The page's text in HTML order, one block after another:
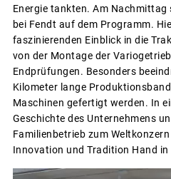
Energie tankten. Am
bei Fendt auf dem Programm.
faszinierenden Einblick in die
von der Montage der
Endprüfungen. Besonders
Kilometer lange
Maschinen gefertigt werden. In
Geschichte des Unternehmens
Familienbetrieb zum
Innovation und Tradition Hand in